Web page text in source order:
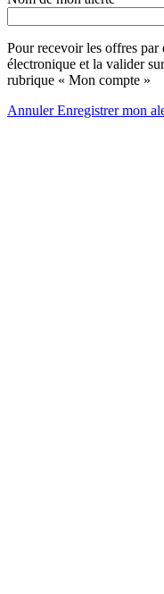
Pour recevoir les offres par
électronique et la valider
rubrique « Mon compte »
AnnulerEnregistrer mon